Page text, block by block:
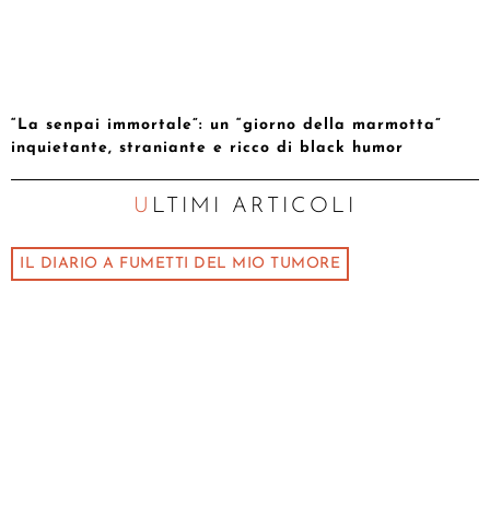
“La senpai immortale”: un “giorno della marmotta”
inquietante, straniante e ricco di black humor
ULTIMI ARTICOLI
IL DIARIO A FUMETTI DEL MIO TUMORE